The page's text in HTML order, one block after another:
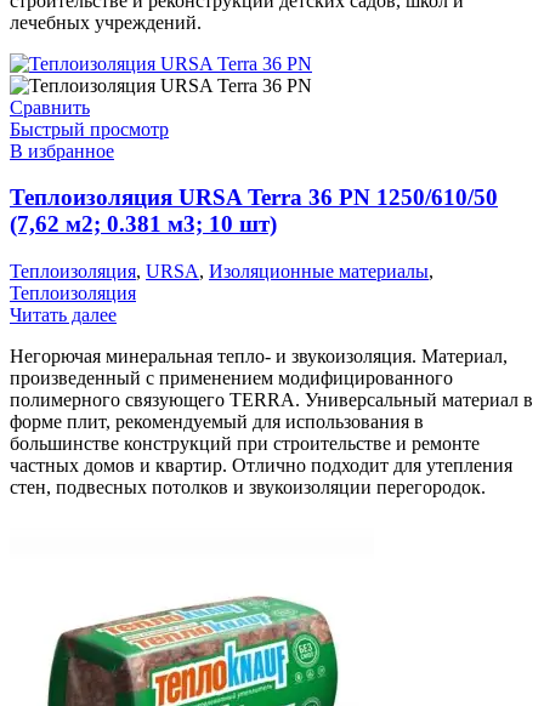
лечебных учреждений.
Сравнить
Быстрый просмотр
В избранное
Теплоизоляция URSA Terra 36 PN 1250/610/50
(7,62 м2; 0.381 м3; 10 шт)
Теплоизоляция, URSA, Изоляционные материалы,
Теплоизоляция
Читать далее
Негорючая минеральная тепло- и звукоизоляция. Материал,
произведенный с применением модифицированного
полимерного связующего TERRA. Универсальный материал в
форме плит, рекомендуемый для использования в
большинстве конструкций при строительстве и ремонте
частных домов и квартир. Отлично подходит для утепления
стен, подвесных потолков и звукоизоляции перегородок.